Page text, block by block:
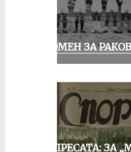
СПОМЕН ЗА
ОТ ПРЕСАТА: ЗА